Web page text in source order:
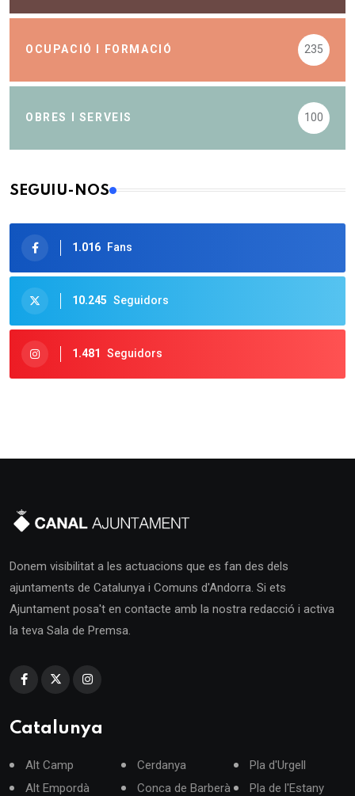
OCUPACIÓ I FORMACIÓ 235
OBRES I SERVEIS 100
SEGUIU-NOS
1.016 Fans
10.245 Seguidors
1.481 Seguidors
Donem visibilitat a les actuacions que es fan des dels
ajuntaments de Catalunya i Comuns d'Andorra. Si ets
Ajuntament posa't en contacte amb la nostra redacció i activa
la teva Sala de Premsa.
Catalunya
Alt Camp
Alt Empordà
Cerdanya
Conca de Barberà
Pla d'Urgell
Pla de l'Estany